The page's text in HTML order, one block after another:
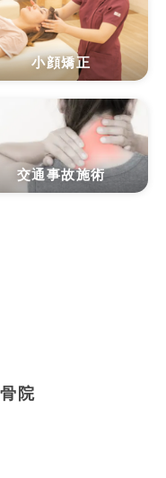
小顔矯正
交通事故施術
院